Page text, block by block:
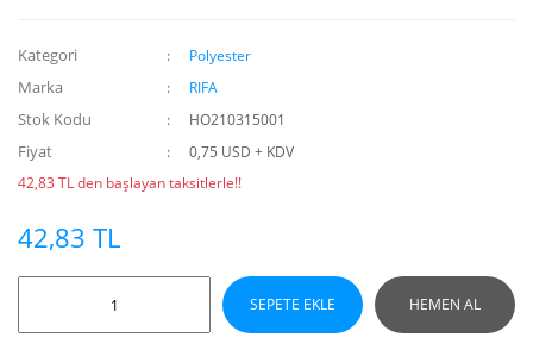
Kategori Polyester
Marka RIFA
Stok Kodu HO210315001
Fiyat
0,75 USD + KDV
42,83 TL den başlayan taksitlerle!!
42,83 TL
SEPETE EKLE HEMEN AL